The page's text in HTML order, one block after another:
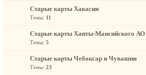
Старые карты Хакасии
Темы: 11
Старые карты Ханты-Мансийского АО
Темы: 5
Старые карты Чебоксар и Чувашии
Темы: 23